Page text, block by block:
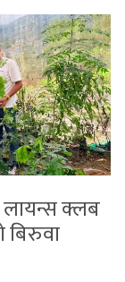
लायन्स क्लब
बिरुवा